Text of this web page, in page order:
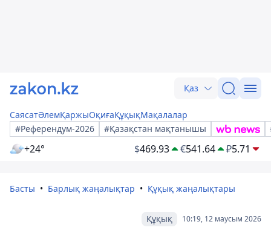
Қаз
СаясатӘлемҚаржыОқиғаҚұқықМақалалар
#Референдум-2026
#Қазақстан мақтанышы
+24° $469.93 €541.64 ₽5.71
Басты Барлық жаңалықтар Құқық жаңалықтары
10:19, 12 маусым 2026
Құқық